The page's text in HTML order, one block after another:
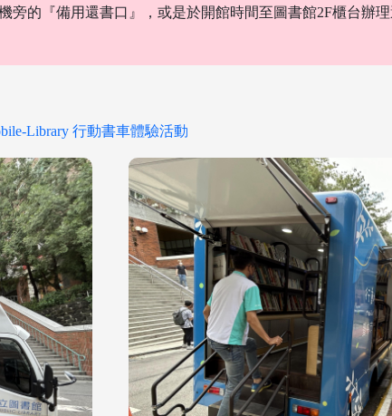
旁的『備用還書口』，或是於開館時間至圖書館2F櫃台辦
Library 行動書車體驗活動